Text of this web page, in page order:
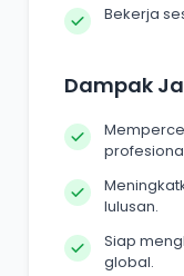
Bekerja
Dampak
lulusan.
Siap
global.